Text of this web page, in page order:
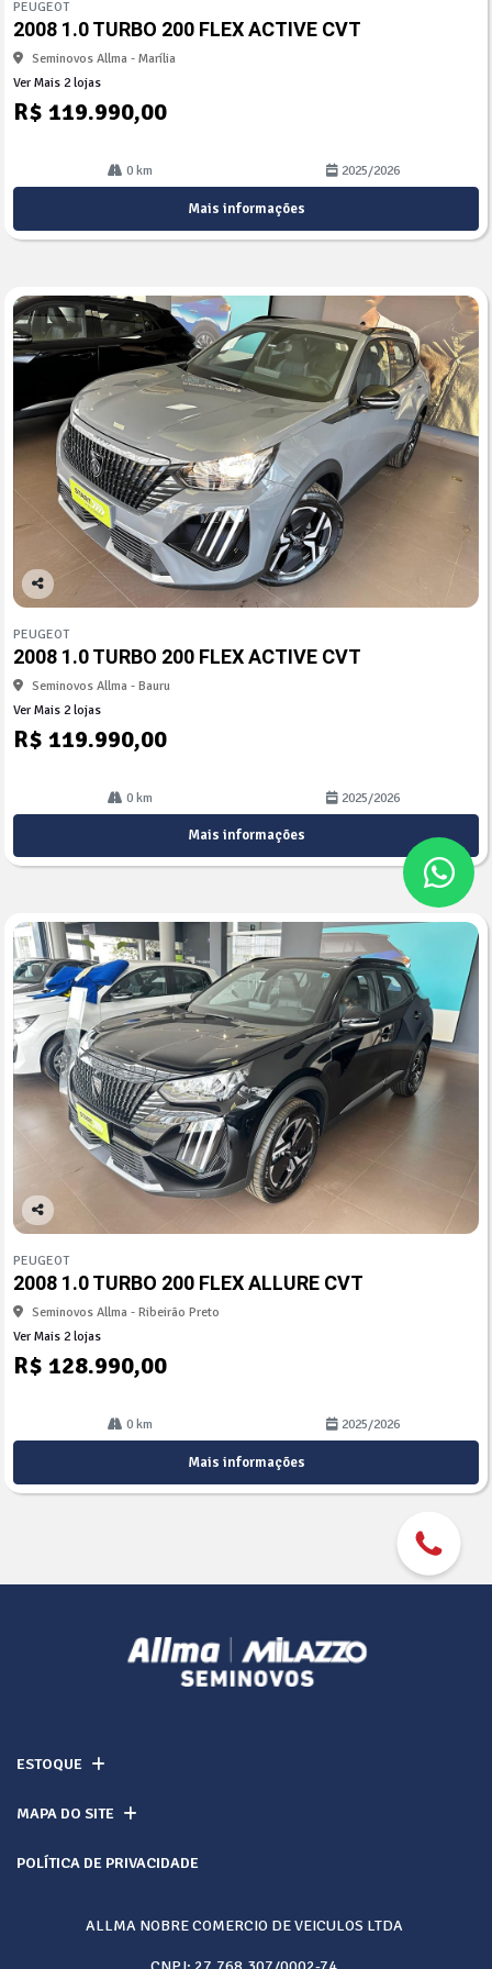
arti
lhe
PEUGEOT
2008 1.0 TURBO 200 FLEX ACTIVE CVT
Seminovos Allma - Marília
Ver Mais 2 lojas
R$ 119.990,00
0 km 2025/2026
Mais informações
Co
arti
lhe
PEUGEOT
2008 1.0 TURBO 200 FLEX ACTIVE CVT
Seminovos Allma - Bauru
Ver Mais 2 lojas
R$ 119.990,00
0 km 2025/2026
Mais informações
Co
arti
lhe
PEUGEOT
2008 1.0 TURBO 200 FLEX ALLURE CVT
Seminovos Allma - Ribeirão Preto
Ver Mais 2 lojas
R$ 128.990,00
0 km 2025/2026
Mais informações
ESTOQUE
MAPA DO SITE
POLÍTICA DE PRIVACIDADE
ALLMA NOBRE COMERCIO DE VEICULOS LTDA